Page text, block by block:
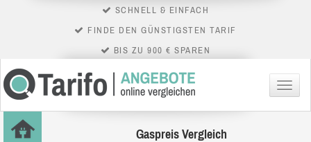
SCHNELL & EINFACH
FINDE DEN GÜNSTIGSTEN TARIF
BIS ZU 900 € SPAREN
Menü
Gaspreis Vergleich